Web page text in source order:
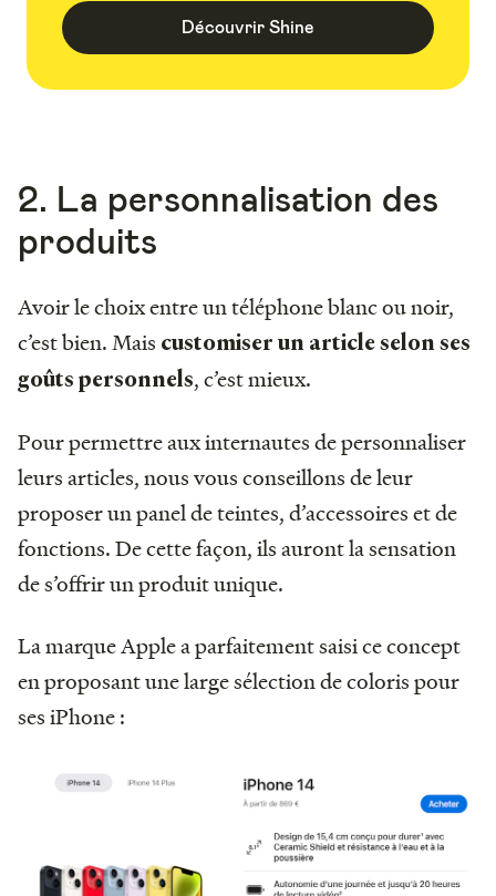
Découvrir Shine
2. La personnalisation des
produits
Avoir le choix entre un téléphone blanc ou noir,
c’est bien. Mais customiser un article selon ses
goûts personnels, c’est mieux.
Pour permettre aux internautes de personnaliser
leurs articles, nous vous conseillons de leur
proposer un panel de teintes, d’accessoires et de
fonctions. De cette façon, ils auront la sensation
de s’offrir un produit unique.
La marque Apple a parfaitement saisi ce concept
en proposant une large sélection de coloris pour
ses iPhone :